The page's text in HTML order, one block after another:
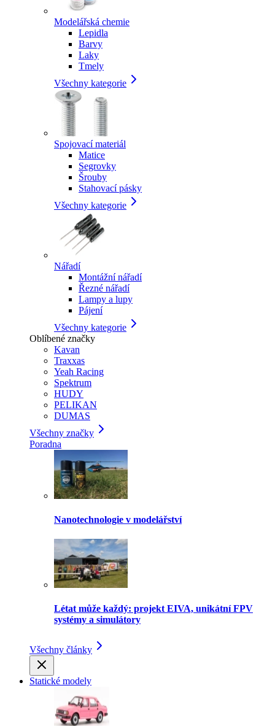
Modelářská chemie
Lepidla
Barvy
Laky
Tmely
Všechny kategorie
Spojovací materiál
Matice
Segrovky
Šrouby
Stahovací pásky
Všechny kategorie
Nářadí
Montážní nářadí
Řezné nářadí
Lampy a lupy
Pájení
Všechny kategorie
Oblíbené značky
Kavan
Traxxas
Yeah Racing
Spektrum
HUDY
PELIKAN
DUMAS
Všechny značky
Poradna
Nanotechnologie v modelářství
Létat může každý: projekt EIVA, unikátní FPV
systémy a simulátory
Všechny články
Statické modely